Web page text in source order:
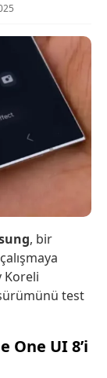
, bir
Koreli
test
One UI 8’i